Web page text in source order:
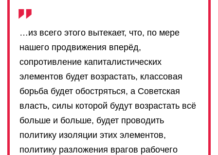
…из всего этого вытекает, что, по мере
нашего продвижения вперёд,
сопротивление капиталистических
элементов будет возрастать, классовая
борьба будет обостряться, а Советская
власть, силы которой будут возрастать всё
больше и больше, будет проводить
политику изоляции этих элементов,
политику разложения врагов рабочего